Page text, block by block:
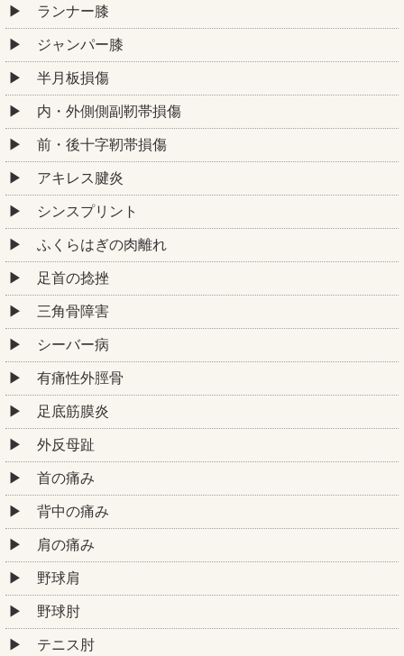
ランナー膝
ジャンパー膝
半月板損傷
内・外側側副靭帯損傷
前・後十字靭帯損傷
アキレス腱炎
シンスプリント
ふくらはぎの肉離れ
足首の捻挫
三角骨障害
シーバー病
有痛性外脛骨
足底筋膜炎
外反母趾
首の痛み
背中の痛み
肩の痛み
野球肩
野球肘
テニス肘